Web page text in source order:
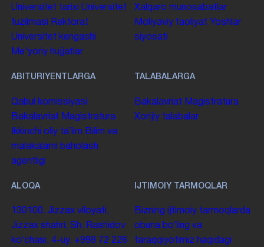
Universitet tarixi Universitet
tuzilmasi Rektorat
Universitet kengashi
Me'yoriy hujjatlar
Xalqaro munosabatlar
Moliyaviy faoliyat Yoshlar
siyosati
ABITURIYENTLARGA
Qabul komissiyasi
Bakalavriat Magistratura
Ikkinchi oliy taʼlim Bilim va
malakalarni baholash
agentligi
TALABALARGA
Bakalavriat Magistratura
Xorijiy talabalar
ALOQA
130100. Jizzax viloyati,
Jizzax shahri, Sh. Rashidov
koʻchasi, 4-uy. +998 72 226
IJTIMOIY TARMOQLAR
Bizning ijtimoiy tarmoqlarda
obuna boʻling va
taraqqiyotimiz haqidagi